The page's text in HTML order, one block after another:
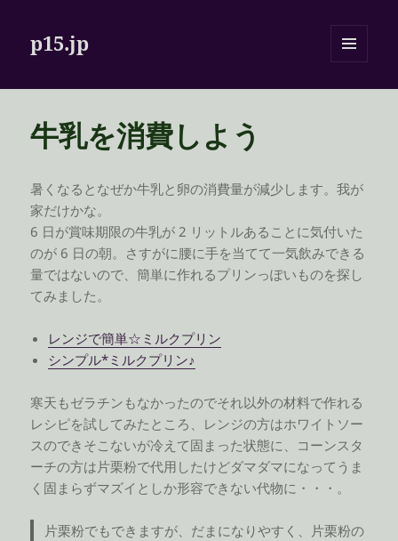
p15.jp
ーとウ
牛乳を消費しよう
暑くなるとなぜか牛乳と卵の消費量が減少します。我が
家だけかな。
6 日が賞味期限の牛乳が 2 リットルあることに気付いた
のが 6 日の朝。さすがに腰に手を当てて一気飲みできる
量ではないので、簡単に作れるプリンっぽいものを探し
てみました。
レンジで簡単☆ミルクプリン
シンプル*ミルクプリン♪
寒天もゼラチンもなかったのでそれ以外の材料で作れる
レシピを試してみたところ、レンジの方はホワイトソー
スのできそこないが冷えて固まった状態に、コーンスタ
ーチの方は片栗粉で代用したけどダマダマになってうま
く固まらずマズイとしか形容できない代物に・・・。
片栗粉でもできますが、だまになりやすく、片栗粉の